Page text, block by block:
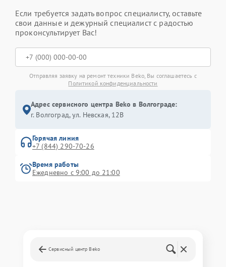
Если требуется задать вопрос специалисту, оставьте
свои данные и дежурный специалист с радостью
проконсультирует Вас!
Отправляя заявку на ремонт техники Beko, Вы соглашаетесь с
Политикой конфиденциальности
Адрес сервисного центра Beko в Волгограде:
г. Волгоград, ул. Невская, 12В
Горячая линия
+7 (844) 290-70-26
Время работы
Ежедневно с 9:00 до 21:00
Сервисный центр Beko